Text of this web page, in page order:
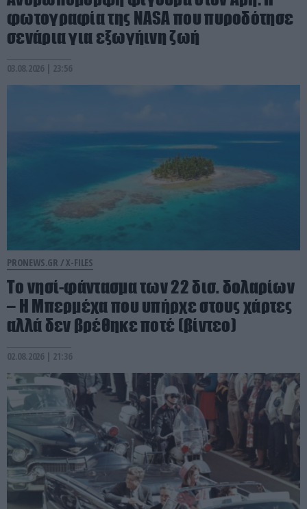
φωτογραφία της NASA που πυροδότησε
σενάρια για εξωγήινη ζωή
03.08.2026 | 23:56
PRONEWS.GR /X-FILES
Το νησί-φάντασμα των 22 δισ. δολαρίων
– Η Μπερμέχα που υπήρχε στους χάρτες
αλλά δεν βρέθηκε ποτέ (βίντεο)
02.08.2026 | 21:36